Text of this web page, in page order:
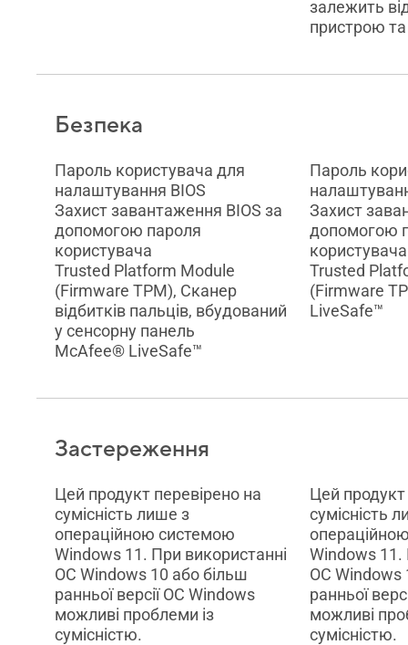
залежить
пристрою та
Безпека
Пароль користувача для
налаштування BIOS
Захист завантаження BIOS за
допомогою пароля
користувача
Trusted Platform Module
(Firmware TPM), Сканер
відбитків пальців, вбудований
у сенсорну панель
McAfee® LiveSafe™
Пароль
Захист
допомогою
користувача
Trusted
(Firmware
LiveSafe™
Застереження
Цей продукт перевірено на
сумісність лише з
операційною системою
Windows 11. При використанні
ОС Windows 10 або більш
ранньої версії ОС Windows
можливі проблеми із
сумісністю.
Цей продукт
сумісність
Windows 11.
ОС Windows
ранньої
можливі
сумісністю.